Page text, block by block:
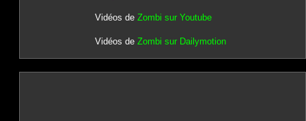
Vidéos de Zombi sur Youtube
Vidéos de Zombi sur Dailymotion